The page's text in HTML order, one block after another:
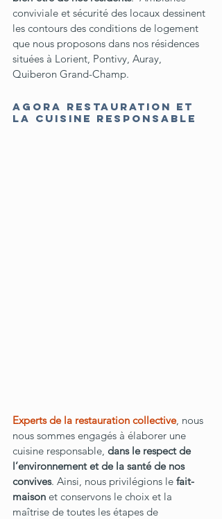
conviviale et sécurité des locaux dessinent
les contours des conditions de logement
que nous proposons dans nos résidences
situées à Lorient, Pontivy, Auray,
Quiberon Grand-Champ.
AGORA Restauration et
la cuisine responsable
Experts de la restauration collective, nous
nous sommes engagés à élaborer une
cuisine responsable, dans le respect de
l’environnement et de la santé de nos
convives. Ainsi, nous privilégions le fait-
maison et conservons le choix et la
maîtrise de toutes les étapes de